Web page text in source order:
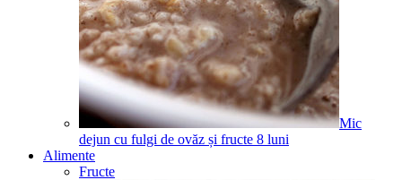
Mic
dejun cu fulgi de ovăz și fructe 8 luni
Alimente
Fructe